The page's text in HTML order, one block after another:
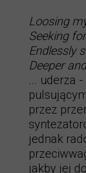
Loosing
Seeking
Endlessly
Deeper
... uderza
przez
jednak
jakby jej